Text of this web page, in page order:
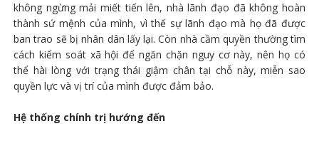
không ngừng mải miết tiến lên, nhà lãnh đạo đã không hoàn
thành sứ mệnh của mình, vì thế sự lãnh đạo mà họ đã được
ban trao sẽ bị nhân dân lấy lại. Còn nhà cầm quyền thường tìm
cách kiểm soát xã hội để ngăn chặn nguy cơ này, nên họ có
thể hài lòng với trạng thái giậm chân tại chỗ này, miễn sao
quyền lực và vị trí của mình được đảm bảo.
Hệ thống chính trị hướng đến